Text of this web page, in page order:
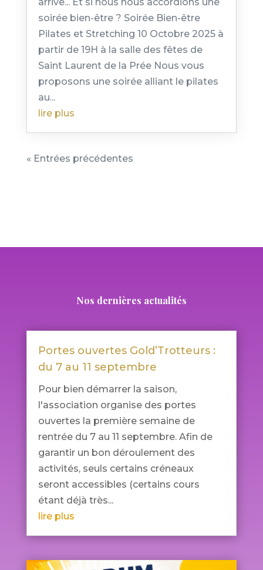
soirée bien-être ? Soirée Bien-être
Pilates et Stretching 10 Octobre 2025 à
partir de 19H à la salle des fêtes de
Saint Laurent de la Prée Nous vous
proposons une soirée alliant le pilates
au...
lire plus
« Entrées précédentes
Nos dernières actualités
Portes ouvertes Gold’Trotteurs :
du 7 au 11 septembre
Pour bien démarrer la saison,
l'association organise des portes
ouvertes la première semaine de
rentrée du 7 au 11 septembre. Afin de
garantir un bon déroulement des
activités, seuls certains créneaux
seront accessibles (certains cours
étant déjà très...
lire plus